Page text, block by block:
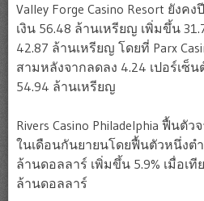
Valley Forge Casino Resort ยัง
เงิน 56.48 ล้านเหรียญ เพิ่มขึ้น
42.87 ล้านเหรียญ โดยที่ Parx
สามหลังจากลดลง 4.24 เปอร์เซ็
54.94 ล้านเหรียญ
Rivers Casino Philadelphia ฟื้น
ในเดือนกันยายนโดยฟื้นตัวหนึ่งต
ล้านดอลลาร์ เพิ่มขึ้น 5.9% เมื่อเที
ล้านดอลลาร์